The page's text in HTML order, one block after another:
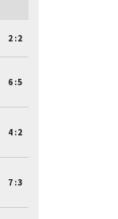
2:2
6:5
4:2
7:3